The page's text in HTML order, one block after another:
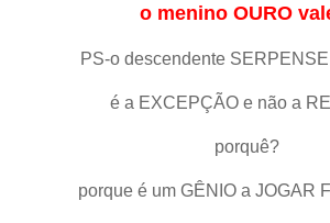
o menino OURO
PS-o descendente
é a EXCEPÇÃO e não a
porquê?
porque é um GÊNIO a JOGAR